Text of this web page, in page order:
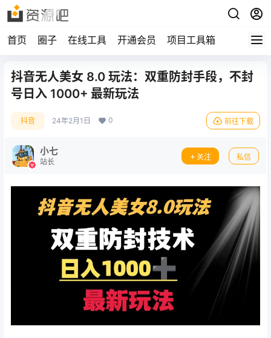
首页 圈子 在线工具 开通会员 项目工具箱
抖音无人美女 8.0 玩法：双重防封手段，不封
号日入 1000+ 最新玩法
抖音 24年2月1日 0 前往下载
小七
站长
关注 私信